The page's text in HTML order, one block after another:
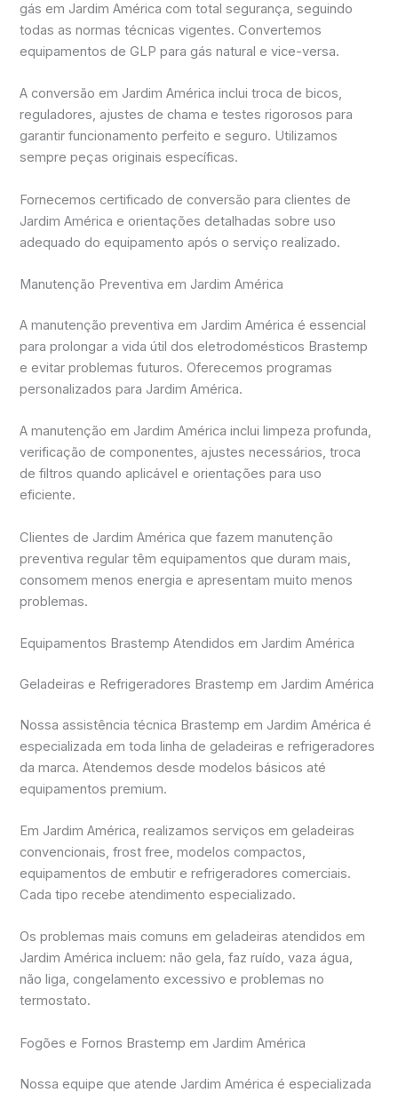
gás em Jardim América com total segurança, seguindo
todas as normas técnicas vigentes. Convertemos
equipamentos de GLP para gás natural e vice-versa.
A conversão em Jardim América inclui troca de bicos,
reguladores, ajustes de chama e testes rigorosos para
garantir funcionamento perfeito e seguro. Utilizamos
sempre peças originais específicas.
Fornecemos certificado de conversão para clientes de
Jardim América e orientações detalhadas sobre uso
adequado do equipamento após o serviço realizado.
Manutenção Preventiva em Jardim América
A manutenção preventiva em Jardim América é essencial
para prolongar a vida útil dos eletrodomésticos Brastemp
e evitar problemas futuros. Oferecemos programas
personalizados para Jardim América.
A manutenção em Jardim América inclui limpeza profunda,
verificação de componentes, ajustes necessários, troca
de filtros quando aplicável e orientações para uso
eficiente.
Clientes de Jardim América que fazem manutenção
preventiva regular têm equipamentos que duram mais,
consomem menos energia e apresentam muito menos
problemas.
Equipamentos Brastemp Atendidos em Jardim América
Geladeiras e Refrigeradores Brastemp em Jardim América
Nossa assistência técnica Brastemp em Jardim América é
especializada em toda linha de geladeiras e refrigeradores
da marca. Atendemos desde modelos básicos até
equipamentos premium.
Em Jardim América, realizamos serviços em geladeiras
convencionais, frost free, modelos compactos,
equipamentos de embutir e refrigeradores comerciais.
Cada tipo recebe atendimento especializado.
Os problemas mais comuns em geladeiras atendidos em
Jardim América incluem: não gela, faz ruído, vaza água,
não liga, congelamento excessivo e problemas no
termostato.
Fogões e Fornos Brastemp em Jardim América
Nossa equipe que atende Jardim América é especializada